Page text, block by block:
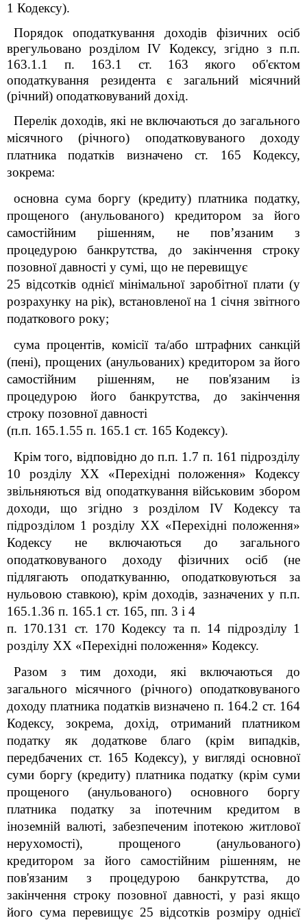
1 Кодексу).
Порядок оподаткування доходів фізичних осіб
врегульовано розділом IV Кодексу, згідно з п.п.
163.1.1 п. 163.1 ст. 163 якого об'єктом
оподаткування резидента є загальний місячний
(річний) оподатковуваний дохід.
Перелік доходів, які не включаються до загального
місячного (річного) оподатковуваного доходу
платника податків визначено ст. 165 Кодексу,
зокрема:
основна сума боргу (кредиту) платника податку,
прощеного (анульованого) кредитором за його
самостійним рішенням, не пов’язаним з
процедурою банкрутства, до закінчення строку
позовної давності у сумі, що не перевищує
25 відсотків однієї мінімальної заробітної плати (у
розрахунку на рік), встановленої на 1 січня звітного
податкового року;
сума процентів, комісії та/або штрафних санкцій
(пені), прощених (анульованих) кредитором за його
самостійним рішенням, не пов'язаним із
процедурою його банкрутства, до закінчення
строку позовної давності
(п.п. 165.1.55 п. 165.1 ст. 165 Кодексу).
Крім того, відповідно до п.п. 1.7 п. 161 підрозділу
10 розділу XX «Перехідні положення» Кодексу
звільняються від оподаткування військовим збором
доходи, що згідно з розділом IV Кодексу та
підрозділом 1 розділу XX «Перехідні положення»
Кодексу не включаються до загального
оподатковуваного доходу фізичних осіб (не
підлягають оподаткуванню, оподатковуються за
нульовою ставкою), крім доходів, зазначених у п.п.
165.1.36 п. 165.1 ст. 165, пп. 3 і 4
п. 170.131
ст. 170 Кодексу та п. 14 підрозділу 1
розділу XX «Перехідні положення» Кодексу.
Разом з тим доходи, які включаються до
загального місячного (річного) оподатковуваного
доходу платника податків визначено п. 164.2 ст. 164
Кодексу, зокрема, дохід, отриманий платником
податку як додаткове благо (крім випадків,
передбачених ст. 165 Кодексу), у вигляді основної
суми боргу (кредиту) платника податку (крім суми
прощеного (анульованого) основного боргу
платника податку за іпотечним кредитом в
іноземній валюті, забезпеченим іпотекою житлової
нерухомості), прощеного (анульованого)
кредитором за його самостійним рішенням, не
пов'язаним з процедурою банкрутства, до
закінчення строку позовної давності, у разі якщо
його сума перевищує 25 відсотків розміру однієї